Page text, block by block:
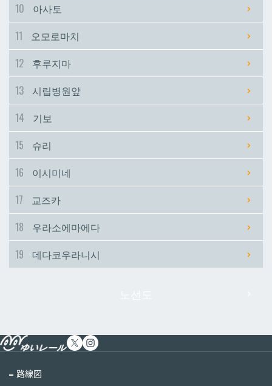
이시미네
데다코우라니시
이시미네
데다코우라니시
10
아사토
11
오모로마치
12
후루지마
13
시립병원앞
14
기보
15
슈리
16
이시미네
17
교즈카
18
우라소에마에다
19
데다코우라니시
路線図